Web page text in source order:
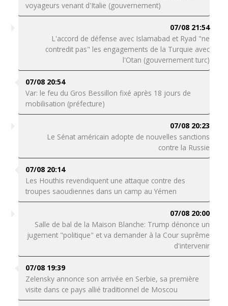
voyageurs venant d'Italie (gouvernement)
07/08 21:54
L'accord de défense avec Islamabad et Ryad "ne
contredit pas" les engagements de la Turquie avec
l'Otan (gouvernement turc)
07/08 20:54
Var: le feu du Gros Bessillon fixé après 18 jours de
mobilisation (préfecture)
07/08 20:23
Le Sénat américain adopte de nouvelles sanctions
contre la Russie
07/08 20:14
Les Houthis revendiquent une attaque contre des
troupes saoudiennes dans un camp au Yémen
07/08 20:00
Salle de bal de la Maison Blanche: Trump dénonce un
jugement "politique" et va demander à la Cour suprême
d'intervenir
07/08 19:39
Zelensky annonce son arrivée en Serbie, sa première
visite dans ce pays allié traditionnel de Moscou